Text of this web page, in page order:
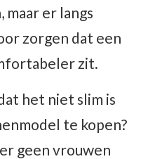
er langs
zorgen dat een
zit.
het niet slim is
te kopen?
geen vrouwen